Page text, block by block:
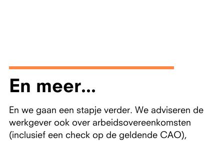
En meer...
En we gaan een stapje verder. We adviseren de
werkgever ook over arbeidsovereenkomsten
(inclusief een check op de geldende CAO),